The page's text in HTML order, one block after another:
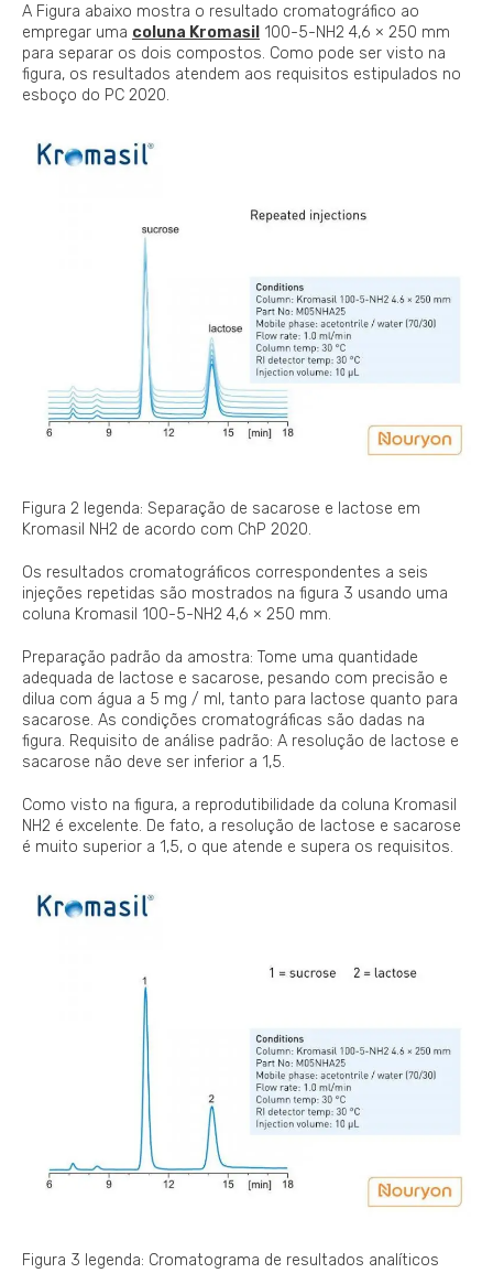
A Figura abaixo mostra o resultado cromatográfico ao
empregar uma coluna Kromasil 100-5-NH2 4,6 × 250 mm
para separar os dois compostos. Como pode ser visto na
figura, os resultados atendem aos requisitos estipulados no
esboço do PC 2020.
Figura 2 legenda: Separação de sacarose e lactose em
Kromasil NH2 de acordo com ChP 2020.
Os resultados cromatográficos correspondentes a seis
injeções repetidas são mostrados na figura 3 usando uma
coluna Kromasil 100-5-NH2 4,6 × 250 mm.
Preparação padrão da amostra: Tome uma quantidade
adequada de lactose e sacarose, pesando com precisão e
dilua com água a 5 mg / ml, tanto para lactose quanto para
sacarose. As condições cromatográficas são dadas na
figura. Requisito de análise padrão: A resolução de lactose e
sacarose não deve ser inferior a 1,5.
Como visto na figura, a reprodutibilidade da coluna Kromasil
NH2 é excelente. De fato, a resolução de lactose e sacarose
é muito superior a 1,5, o que atende e supera os requisitos.
Figura 3 legenda: Cromatograma de resultados analíticos